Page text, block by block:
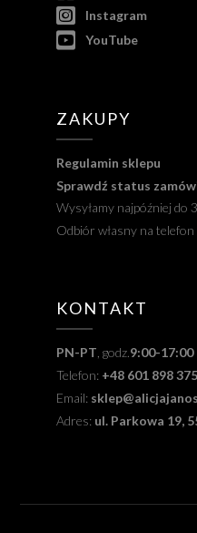
Instagram
YouTube
ZAKUPY
Regulamin sklepu
Sprawdź status
Wysyłamy najpóźniej do
Odbiór własny na
KONTAKT
PN-PT , godz.9:00-17:00
Telefon: +48 601 898 375
Email:
Adres: ul. Parkowa 19,